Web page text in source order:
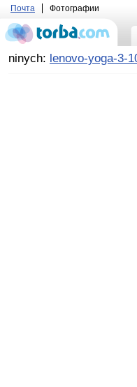
Почта Фотографии
ninych: lenovo-yoga-3-